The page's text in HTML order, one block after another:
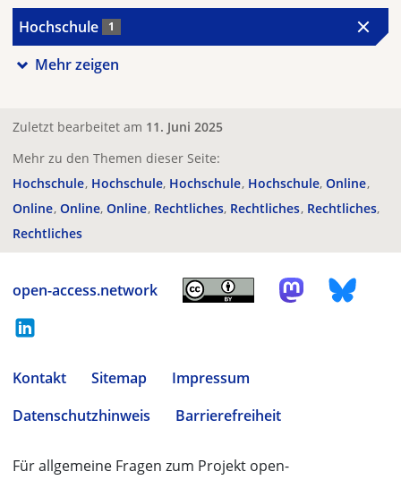
Hochschule 1
Mehr zeigen
Zuletzt bearbeitet am 11. Juni 2025
Mehr zu den Themen dieser Seite:
Hochschule Hochschule Hochschule Hochschule Online
Online Online Online Rechtliches Rechtliches Rechtliches
Rechtliches
open-access.network
Kontakt Sitemap
Impressum
Datenschutzhinweis
Barrierefreiheit
Für allgemeine Fragen zum Projekt open-